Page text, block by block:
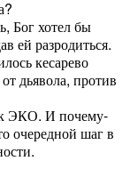
Бог хотел бы
ей разродиться.
кесарево
дьявола, против
к ЭКО. И почему-
очередной шаг в